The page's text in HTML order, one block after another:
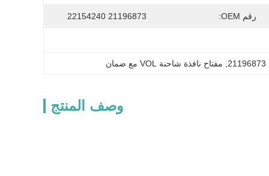
رقم OEM: 21196873 22154240
مفتاح نافذة شاحنة VOL مع ضمان
وصف المنتج